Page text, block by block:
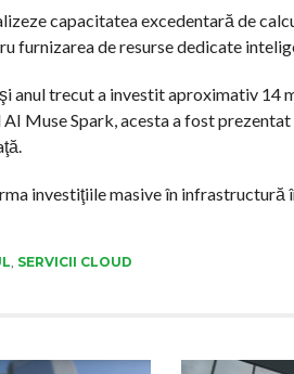
capacitatea excedentară de
furnizarea de resurse dedicate
anul trecut a investit aproximativ 14
Muse Spark, acesta a fost
investiţiile masive în
SERVICII CLOUD